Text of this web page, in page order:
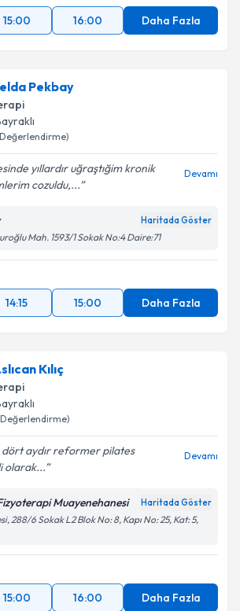
15:00 16:00 Daha Fazla
Pekbay
Değerlendirme)
yıllardır uğraştığim kronik
cozuldu,...
Devamı
Haritada Göster
Mah. 1593/1 Sokak No:4 Daire:71
14:15 15:00 Daha Fazla
Kılıç
Değerlendirme)
dört aydır reformer pilates
olarak...
Devamı
Muayenehanesi Haritada Göster
288/6 Sokak L2 Blok No: 8, Kapı No: 25, Kat: 5,
15:00 16:00 Daha Fazla